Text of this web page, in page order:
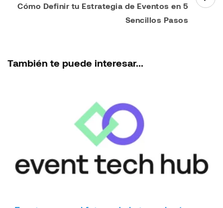
Cómo Definir tu Estrategia de Eventos en 5
Sencillos Pasos
También te puede interesar...